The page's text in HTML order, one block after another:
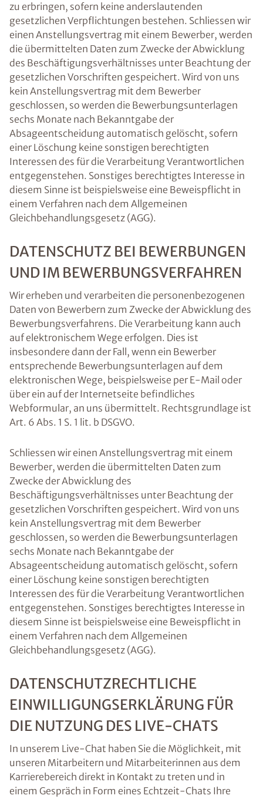
zu erbringen, sofern keine anderslautenden
gesetzlichen Verpflichtungen bestehen. Schliessen wir
einen Anstellungsvertrag mit einem Bewerber, werden
die übermittelten Daten zum Zwecke der Abwicklung
des Beschäftigungsverhältnisses unter Beachtung der
gesetzlichen Vorschriften gespeichert. Wird von uns
kein Anstellungsvertrag mit dem Bewerber
geschlossen, so werden die Bewerbungsunterlagen
sechs Monate nach Bekanntgabe der
Absageentscheidung automatisch gelöscht, sofern
einer Löschung keine sonstigen berechtigten
Interessen des für die Verarbeitung Verantwortlichen
entgegenstehen. Sonstiges berechtigtes Interesse in
diesem Sinne ist beispielsweise eine Beweispflicht in
einem Verfahren nach dem Allgemeinen
Gleichbehandlungsgesetz (AGG).
DATENSCHUTZ BEI BEWERBUNGEN
UND IM BEWERBUNGSVERFAHREN
Wir erheben und verarbeiten die personenbezogenen
Daten von Bewerbern zum Zwecke der Abwicklung des
Bewerbungsverfahrens. Die Verarbeitung kann auch
auf elektronischem Wege erfolgen. Dies ist
insbesondere dann der Fall, wenn ein Bewerber
entsprechende Bewerbungsunterlagen auf dem
elektronischen Wege, beispielsweise per E-Mail oder
über ein auf der Internetseite befindliches
Webformular, an uns übermittelt. Rechtsgrundlage ist
Art. 6 Abs. 1 S. 1 lit. b DSGVO.
Schliessen wir einen Anstellungsvertrag mit einem
Bewerber, werden die übermittelten Daten zum
Zwecke der Abwicklung des
Beschäftigungsverhältnisses unter Beachtung der
gesetzlichen Vorschriften gespeichert. Wird von uns
kein Anstellungsvertrag mit dem Bewerber
geschlossen, so werden die Bewerbungsunterlagen
sechs Monate nach Bekanntgabe der
Absageentscheidung automatisch gelöscht, sofern
einer Löschung keine sonstigen berechtigten
Interessen des für die Verarbeitung Verantwortlichen
entgegenstehen. Sonstiges berechtigtes Interesse in
diesem Sinne ist beispielsweise eine Beweispflicht in
einem Verfahren nach dem Allgemeinen
Gleichbehandlungsgesetz (AGG).
DATENSCHUTZRECHTLICHE
EINWILLIGUNGSERKLÄRUNG FÜR
DIE NUTZUNG DES LIVE-CHATS
In unserem Live-Chat haben Sie die Möglichkeit, mit
unseren Mitarbeitern und Mitarbeiterinnen aus dem
Karrierebereich direkt in Kontakt zu treten und in
einem Gespräch in Form eines Echtzeit-Chats Ihre